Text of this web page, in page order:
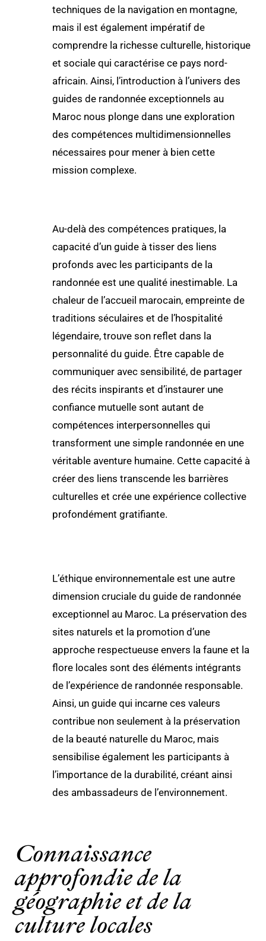
techniques de la navigation en montagne,
mais il est également impératif de
comprendre la richesse culturelle, historique
et sociale qui caractérise ce pays nord-
africain. Ainsi, l’introduction à l’univers des
guides de randonnée exceptionnels au
Maroc nous plonge dans une exploration
des compétences multidimensionnelles
nécessaires pour mener à bien cette
mission complexe.
Au-delà des compétences pratiques, la
capacité d’un guide à tisser des liens
profonds avec les participants de la
randonnée est une qualité inestimable. La
chaleur de l’accueil marocain, empreinte de
traditions séculaires et de l’hospitalité
légendaire, trouve son reflet dans la
personnalité du guide. Être capable de
communiquer avec sensibilité, de partager
des récits inspirants et d’instaurer une
confiance mutuelle sont autant de
compétences interpersonnelles qui
transforment une simple randonnée en une
véritable aventure humaine. Cette capacité à
créer des liens transcende les barrières
culturelles et crée une expérience collective
profondément gratifiante.
L’éthique environnementale est une autre
dimension cruciale du guide de randonnée
exceptionnel au Maroc. La préservation des
sites naturels et la promotion d’une
approche respectueuse envers la faune et la
flore locales sont des éléments intégrants
de l’expérience de randonnée responsable.
Ainsi, un guide qui incarne ces valeurs
contribue non seulement à la préservation
de la beauté naturelle du Maroc, mais
sensibilise également les participants à
l’importance de la durabilité, créant ainsi
des ambassadeurs de l’environnement.
Connaissance
approfondie de la
géographie et de la
culture locales